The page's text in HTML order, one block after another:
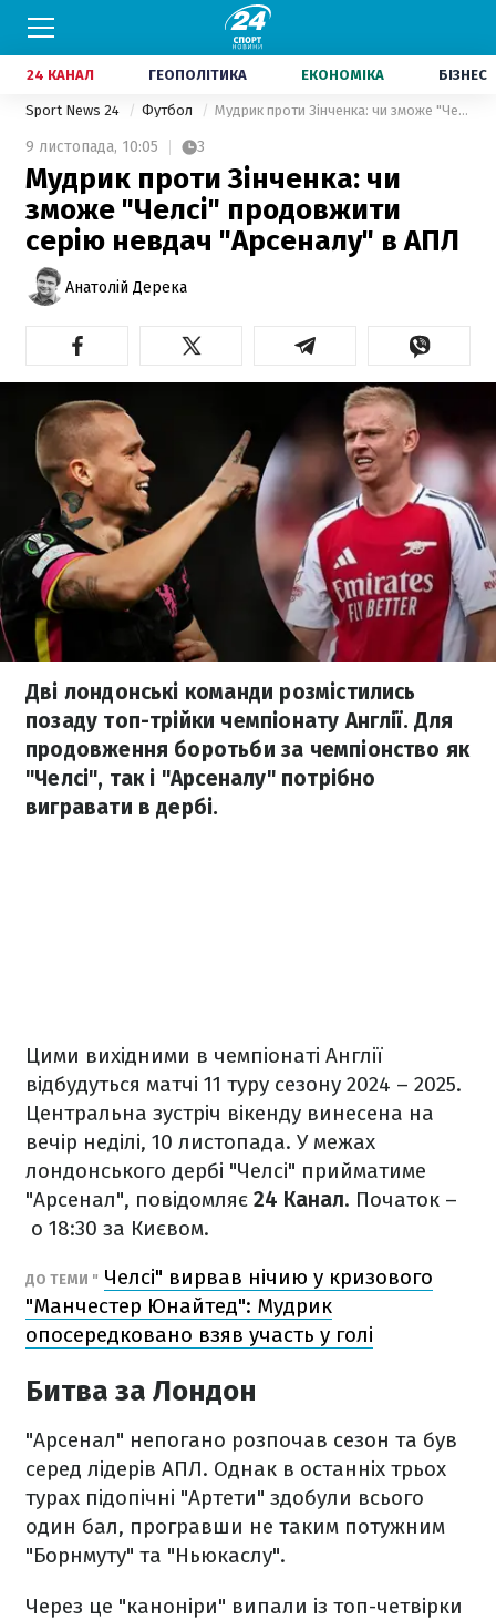
24 КАНАЛ ГЕОПОЛІТИКА ЕКОНОМІКА БІЗНЕС
Sport News 24 Футбол Мудрик проти Зінченка: чи зможе "Челсі" продовжити серію невдач "Арсеналу" в АПЛ
9 листопада, 10:05 3
Мудрик проти Зінченка: чи
зможе "Челсі" продовжити
серію невдач "Арсеналу" в АПЛ
Анатолій Дерека
Дві лондонські команди розмістились
позаду топ-трійки чемпіонату Англії. Для
продовження боротьби за чемпіонство як
"Челсі", так і "Арсеналу" потрібно
вигравати в дербі.
Цими вихідними в чемпіонаті Англії
відбудуться матчі 11 туру сезону 2024 – 2025.
Центральна зустріч вікенду винесена на
вечір неділі, 10 листопада. У межах
лондонського дербі "Челсі" прийматиме
"Арсенал", повідомляє 24 Канал. Початок –
о 18:30 за Києвом.
ДО ТЕМИ " Челсі" вирвав нічию у кризового
"Манчестер Юнайтед": Мудрик
опосередковано взяв участь у голі
Битва за Лондон
"Арсенал" непогано розпочав сезон та був
серед лідерів АПЛ. Однак в останніх трьох
турах підопічні "Артети" здобули всього
один бал, програвши не таким потужним
"Борнмуту" та "Ньюкаслу".
Через це "каноніри" випали із топ-четвірки